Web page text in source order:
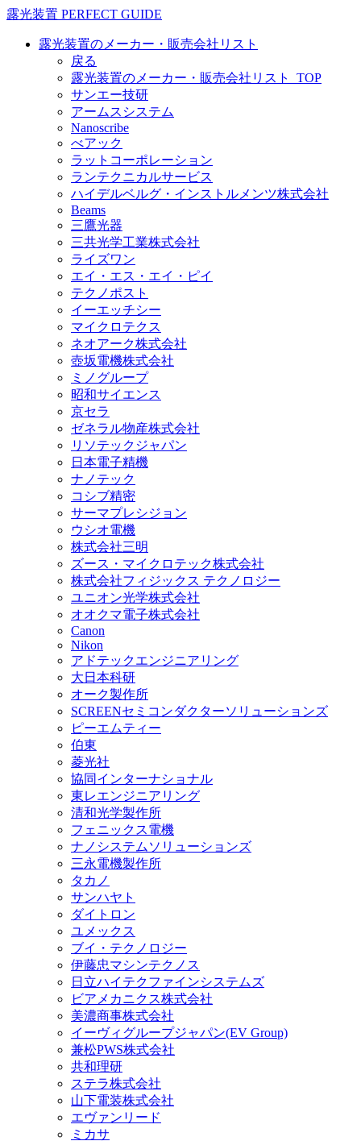
露光装置 PERFECT GUIDE
露光装置のメーカー・販売会社リスト
戻る
露光装置のメーカー・販売会社リスト_TOP
サンエー技研
アームスシステム
Nanoscribe
べアック
ラットコーポレーション
ランテクニカルサービス
ハイデルベルグ・インストルメンツ株式会社
Beams
三鷹光器
三共光学工業株式会社
ライズワン
エイ・エス・エイ・ピイ
テクノポスト
イーエッチシー
マイクロテクス
ネオアーク株式会社
壺坂電機株式会社
ミノグループ
昭和サイエンス
京セラ
ゼネラル物産株式会社
リソテックジャパン
日本電子精機
ナノテック
コシブ精密
サーマプレシジョン
ウシオ電機
株式会社三明
ズース・マイクロテック株式会社
株式会社フィジックス テクノロジー
ユニオン光学株式会社
オオクマ電子株式会社
Canon
Nikon
アドテックエンジニアリング
大日本科研
オーク製作所
SCREENセミコンダクターソリューションズ
ピーエムティー
伯東
菱光社
協同インターナショナル
東レエンジニアリング
清和光学製作所
フェニックス電機
ナノシステムソリューションズ
三永電機製作所
タカノ
サンハヤト
ダイトロン
ユメックス
ブイ・テクノロジー
伊藤忠マシンテクノス
日立ハイテクファインシステムズ
ビアメカニクス株式会社
美濃商事株式会社
イーヴィグループジャパン(EV Group)
兼松PWS株式会社
共和理研
ステラ株式会社
山下電装株式会社
エヴァンリード
ミカサ